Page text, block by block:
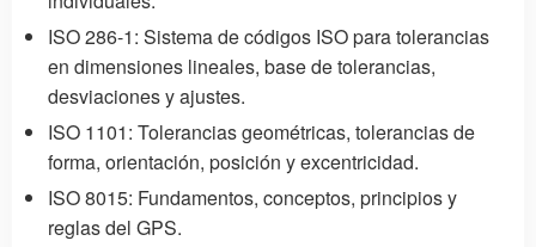
ISO 286-1: Sistema de códigos ISO para tolerancias
en dimensiones lineales, base de tolerancias,
desviaciones y ajustes.
ISO 1101: Tolerancias geométricas, tolerancias de
forma, orientación, posición y excentricidad.
ISO 8015: Fundamentos, conceptos, principios y
reglas del GPS.